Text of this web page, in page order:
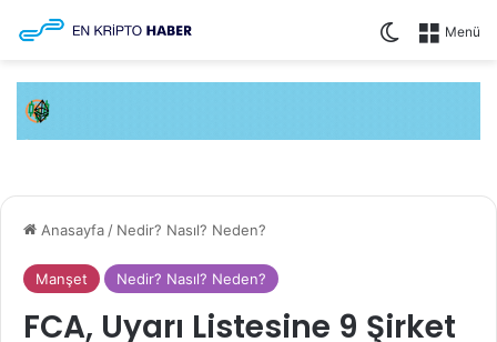
Menü
Dış
Anasayfa / Nedir? Nasıl? Neden?
Manşet Nedir? Nasıl? Neden?
FCA, Uyarı Listesine 9 Şirket